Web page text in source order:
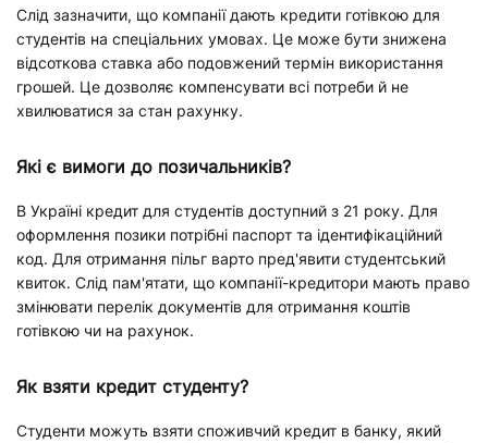
Слід зазначити, що компанії дають кредити готівкою для
студентів на спеціальних умовах. Це може бути знижена
відсоткова ставка або подовжений термін використання
грошей. Це дозволяє компенсувати всі потреби й не
хвилюватися за стан рахунку.
Які є вимоги до позичальників?
В Україні кредит для студентів доступний з 21 року. Для
оформлення позики потрібні паспорт та ідентифікаційний
код. Для отримання пільг варто пред'явити студентський
квиток. Слід пам'ятати, що компанії-кредитори мають право
змінювати перелік документів для отримання коштів
готівкою чи на рахунок.
Як взяти кредит студенту?
Студенти можуть взяти споживчий кредит в банку, який